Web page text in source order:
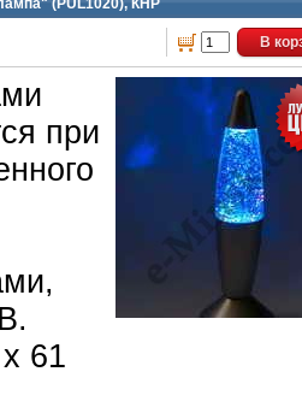
(PUL1020), КНР
В
при
61